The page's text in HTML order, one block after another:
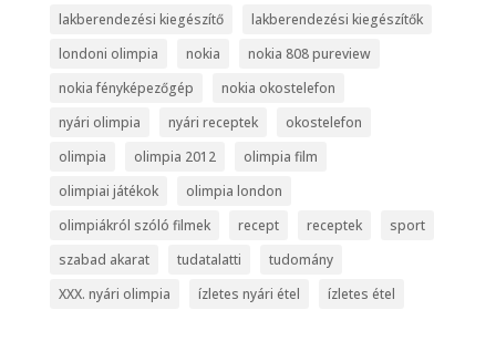
lakberendezési kiegészítő
lakberendezési kiegészítők
londoni olimpia
nokia
nokia 808 pureview
nokia fényképezőgép
nokia okostelefon
nyári olimpia
nyári receptek
okostelefon
olimpia
olimpia 2012
olimpia film
olimpiai játékok
olimpia london
olimpiákról szóló filmek
recept receptek
sport
szabad akarat
tudatalatti
tudomány
XXX. nyári olimpia
ízletes nyári étel ízletes étel